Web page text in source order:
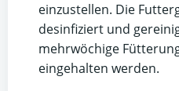
einzustellen. Die
desinfiziert und
mehrwöchige
eingehalten werden.